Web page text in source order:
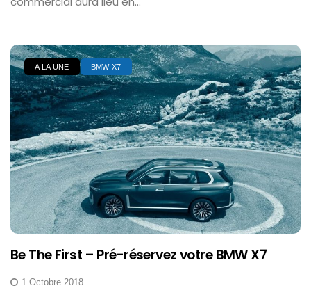
A LA UNE BMW X7
Be The First – Pré-réservez votre BMW X7
1 Octobre 2018